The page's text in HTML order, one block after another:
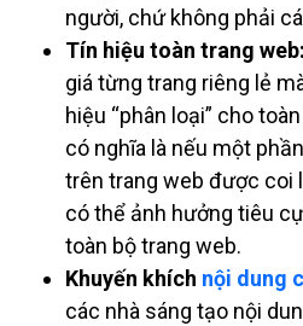
người, chứ không phải
Tín hiệu toàn trang web:
giá từng trang riêng lẻ
hiệu “phân loại” cho
có nghĩa là nếu một
trên trang web được coi
có thể ảnh hưởng tiêu
toàn bộ trang web.
Khuyến khích nội dung
các nhà sáng tạo nội